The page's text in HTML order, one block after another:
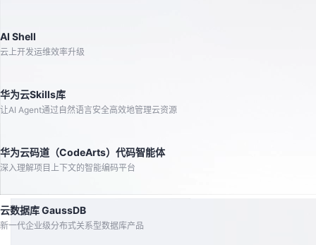
AI Shell
云上开发运维效率升级
华为云Skills库
让AI Agent通过自然语言安全高效地管理云资源
华为云码道（CodeArts）代码智能体
深入理解项目上下文的智能编码平台
云数据库 GaussDB
新一代企业级分布式关系型数据库产品